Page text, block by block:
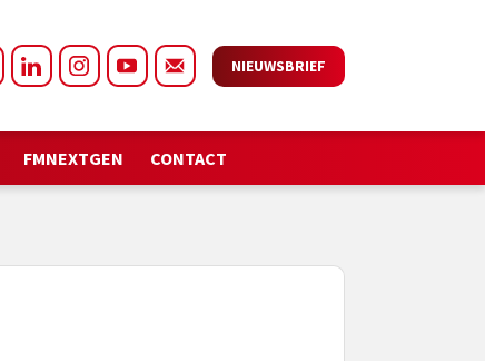
NIEUWSBRIEF
FMNEXTGEN CONTACT